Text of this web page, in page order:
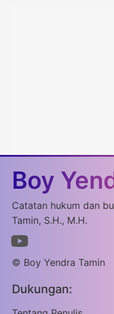
Boy
Catatan hukum dan
Tamin, S.H., M.H.
© Boy Yendra Tamin
Dukungan: